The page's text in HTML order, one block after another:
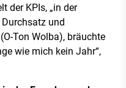
der KPIs, „in der
und
Ton Wolba), bräuchte
wie mich kein Jahr“,